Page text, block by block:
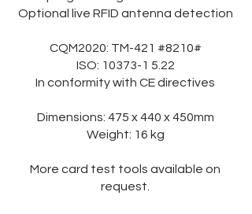
Optional live RFID antenna detection
CQM2020: TM-421 #8210#
ISO: 10373-1 5.22
In conformity with CE directives
Dimensions: 475 x 440 x 450mm
Weight: 16 kg
More card test tools available on
request.